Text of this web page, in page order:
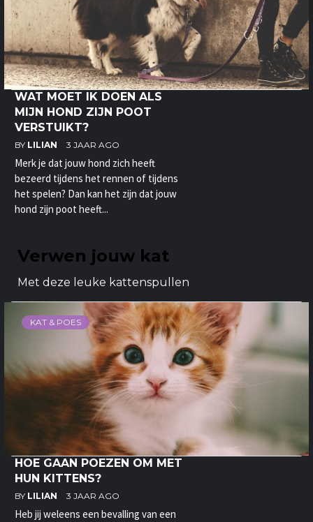
WAT MOET IK DOEN ALS
MIJN HOND ZIJN POOT
VERSTUIKT?
BY LILIAN 3 JAAR AGO
Merk je dat jouw hond zich heeft
bezeerd tijdens het rennen of tijdens
het spelen? Dan kan het zijn dat jouw
hond zijn poot heeft...
Verwen jouw kat
Met deze leuke kattenspullen
KAT & POES
HOE GAAN POEZEN OM MET
HUN KITTENS?
BY LILIAN 3 JAAR AGO
Heb jij weleens een bevalling van een